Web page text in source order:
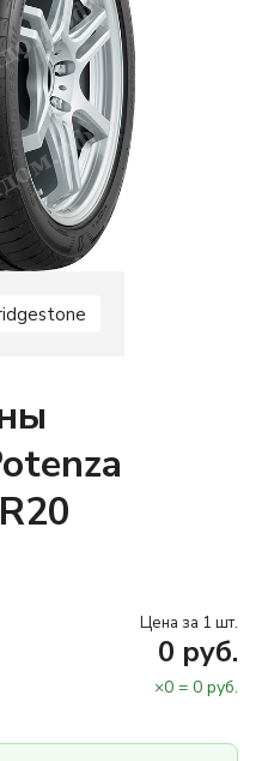
Цена за 1 шт.
0 руб.
×0 = 0 руб.